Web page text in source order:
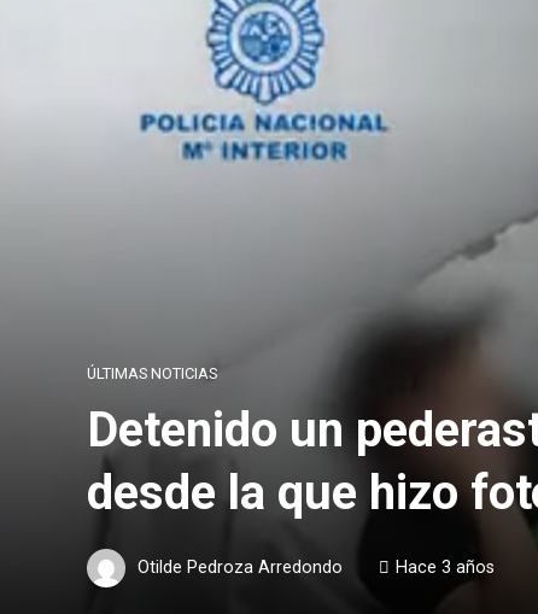
ÚLTIMAS NOTICIAS
Detenido un
desde la que hizo
Otilde Pedroza Arredondo Hace 3 años